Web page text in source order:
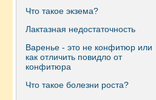
Что такое экзема?
Лактазная недостаточность
Варенье - это не конфитюр или
как отличить повидло от
конфитюра
Что такое болезни роста?